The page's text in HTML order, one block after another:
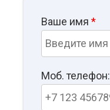
Ваше имя *
Моб. телефон: